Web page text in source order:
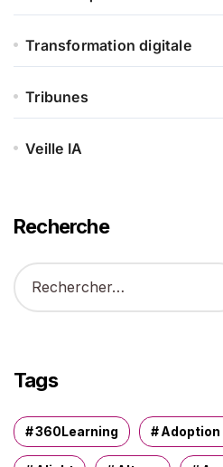
Transformation digitale
Tribunes
Veille IA
Recherche
R
e
r
c
e
r
Tags
360Learning